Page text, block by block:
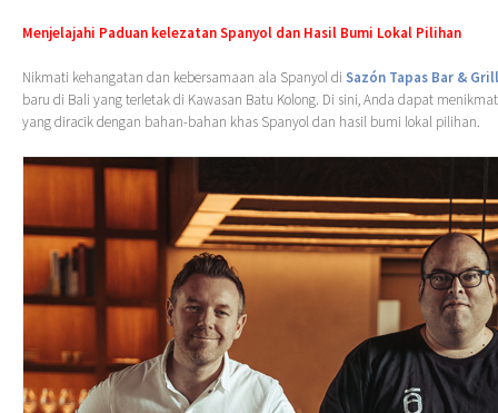
Menjelajahi Paduan kelezatan Spanyol dan Hasil Bumi Lokal Pilihan
Nikmati kehangatan dan kebersamaan ala Spanyol di Sazón Tapas Bar & Grill
baru di Bali yang terletak di Kawasan Batu Kolong. Di sini, Anda dapat
yang diracik dengan bahan-bahan khas Spanyol dan hasil bumi lokal pilihan.